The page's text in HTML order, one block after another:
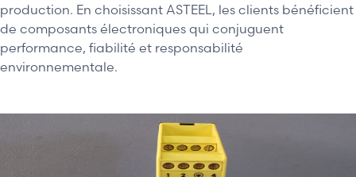
production. En choisissant ASTEEL, les clients bénéficient
de composants électroniques qui conjuguent
performance, fiabilité et responsabilité
environnementale.